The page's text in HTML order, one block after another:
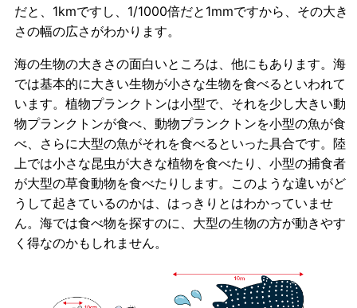
だと、1kmですし、1/1000倍だと1mmですから、その大き
さの幅の広さがわかります。
海の生物の大きさの面白いところは、他にもあります。海
では基本的に大きい生物が小さな生物を食べるといわれて
います。植物プランクトンは小型で、それを少し大きい動
物プランクトンが食べ、動物プランクトンを小型の魚が食
べ、さらに大型の魚がそれを食べるといった具合です。陸
上では小さな昆虫が大きな植物を食べたり、小型の捕食者
が大型の草食動物を食べたりします。このような違いがど
うして起きているのかは、はっきりとはわかっていませ
ん。海では食べ物を探すのに、大型の生物の方が動きやす
く得なのかもしれません。